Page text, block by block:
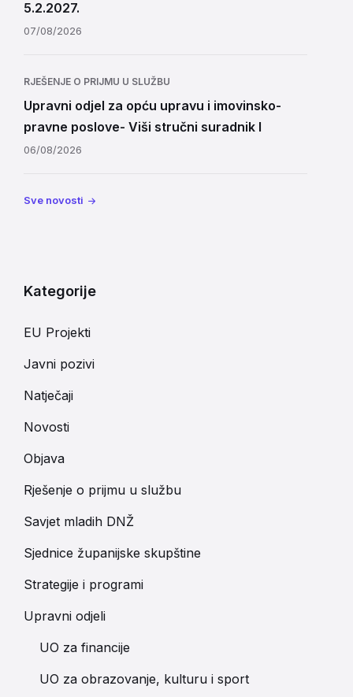
5.2.2027.
07/08/2026
RJEŠENJE O PRIJMU U SLUŽBU
Upravni odjel za opću upravu i imovinsko-
pravne poslove- Viši stručni suradnik I
06/08/2026
Sve novosti
Kategorije
EU Projekti
Javni pozivi
Natječaji
Novosti
Objava
Rješenje o prijmu u službu
Savjet mladih DNŽ
Sjednice županijske skupštine
Strategije i programi
Upravni odjeli
UO za financije
UO za obrazovanje, kulturu i sport